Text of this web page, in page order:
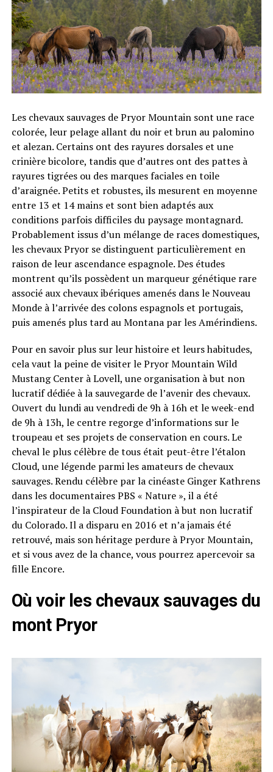
Les chevaux sauvages de Pryor Mountain sont une race
colorée, leur pelage allant du noir et brun au palomino
et alezan. Certains ont des rayures dorsales et une
crinière bicolore, tandis que d’autres ont des pattes à
rayures tigrées ou des marques faciales en toile
d’araignée. Petits et robustes, ils mesurent en moyenne
entre 13 et 14 mains et sont bien adaptés aux
conditions parfois difficiles du paysage montagnard.
Probablement issus d’un mélange de races domestiques,
les chevaux Pryor se distinguent particulièrement en
raison de leur ascendance espagnole. Des études
montrent qu’ils possèdent un marqueur génétique rare
associé aux chevaux ibériques amenés dans le Nouveau
Monde à l’arrivée des colons espagnols et portugais,
puis amenés plus tard au Montana par les Amérindiens.
Pour en savoir plus sur leur histoire et leurs habitudes,
cela vaut la peine de visiter le Pryor Mountain Wild
Mustang Center à Lovell, une organisation à but non
lucratif dédiée à la sauvegarde de l’avenir des chevaux.
Ouvert du lundi au vendredi de 9h à 16h et le week-end
de 9h à 13h, le centre regorge d’informations sur le
troupeau et ses projets de conservation en cours. Le
cheval le plus célèbre de tous était peut-être l’étalon
Cloud, une légende parmi les amateurs de chevaux
sauvages. Rendu célèbre par la cinéaste Ginger Kathrens
dans les documentaires PBS « Nature », il a été
l’inspirateur de la Cloud Foundation à but non lucratif
du Colorado. Il a disparu en 2016 et n’a jamais été
retrouvé, mais son héritage perdure à Pryor Mountain,
et si vous avez de la chance, vous pourrez apercevoir sa
fille Encore.
Où voir les chevaux sauvages du
mont Pryor